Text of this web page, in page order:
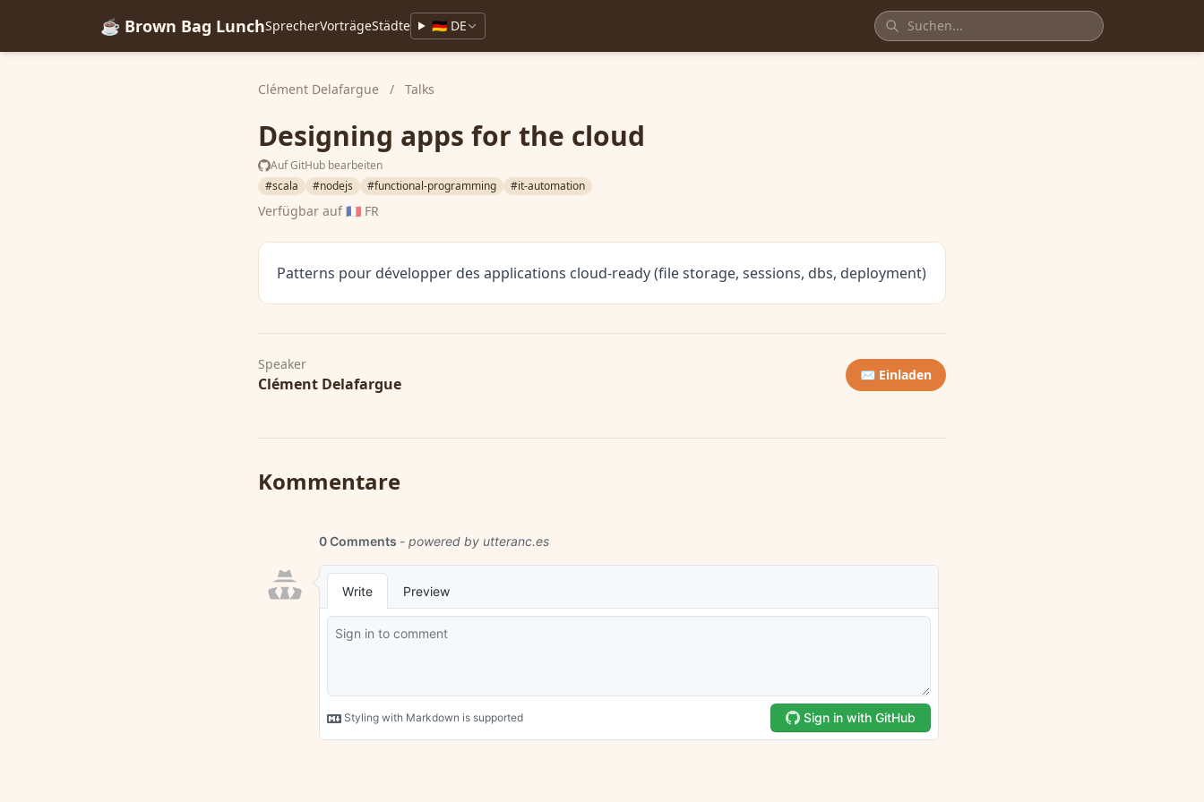
☕ Brown Bag LunchSprecherVorträgeStädte 🇩🇪 DE
Clément Delafargue / Talks
Designing apps for the cloud
Auf GitHub bearbeiten
#scala
#nodejs #functional-programming #it-automation
Verfügbar auf🇫🇷 FR
Patterns pour développer des applications cloud-ready (file storage, sessions, dbs, deployment)
Speaker
Clément Delafargue ✉️ Einladen
Kommentare